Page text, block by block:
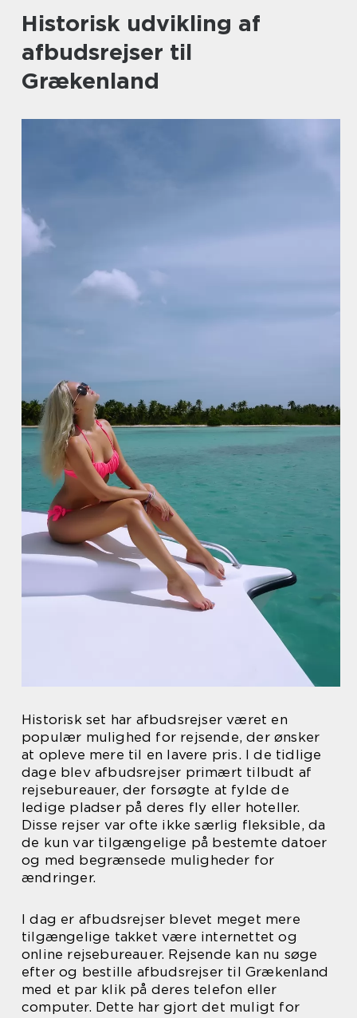
Historisk udvikling af
afbudsrejser til
Grækenland
Historisk set har afbudsrejser været en
populær mulighed for rejsende, der ønsker
at opleve mere til en lavere pris. I de tidlige
dage blev afbudsrejser primært tilbudt af
rejsebureauer, der forsøgte at fylde de
ledige pladser på deres fly eller hoteller.
Disse rejser var ofte ikke særlig fleksible, da
de kun var tilgængelige på bestemte datoer
og med begrænsede muligheder for
ændringer.
I dag er afbudsrejser blevet meget mere
tilgængelige takket være internettet og
online rejsebureauer. Rejsende kan nu søge
efter og bestille afbudsrejser til Grækenland
med et par klik på deres telefon eller
computer. Dette har gjort det muligt for